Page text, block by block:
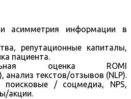
асимметрия информации в
репутационные капиталы,
пациента.
оценка ROMI
анализ текстов/отзывов (NLP).
поисковые / соцмедиа, NPS,
акции.